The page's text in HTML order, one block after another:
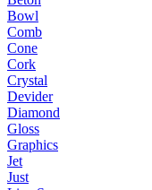
Bowl
Comb
Cone
Cork
Crystal
Devider
Diamond
Gloss
Graphics
Jet
Just